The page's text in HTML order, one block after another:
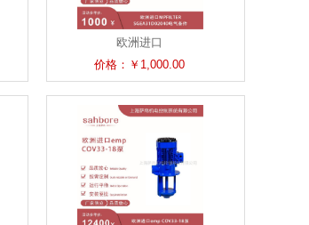
欧洲进口
MPFILTERSGEA31D02040电气
备件
价格：￥1,000.00